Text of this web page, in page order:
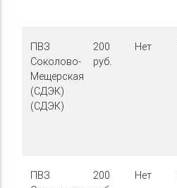
ПВЗ
Соколово-
Мещерская
(СДЭК)
(СДЭК)
200
руб.
Нет
ПВЗ
200
Нет